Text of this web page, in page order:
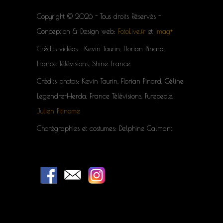
Copyright © 2026 - Tous droits Réservés -
Conception & Design web: FotoLive.fr et Imag+
Crédits vidéos : Kevin Taurin, Florian Pinard,
France Télévisions, Shine France
Crédits photos: Kevin Taurin, Florian Pinard, Céline
Legendre-Herda, France Télévisions, Purepeole,
Julien Pitinome
Chorégraphies et costumes: Delphine Calmant